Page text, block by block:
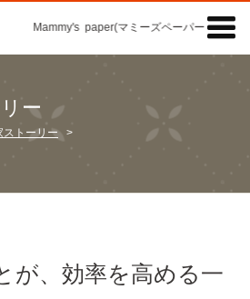
Mammy's paper(マミーズペーパー)の「記事」

ー
ストーリー >
が、効率を高める一